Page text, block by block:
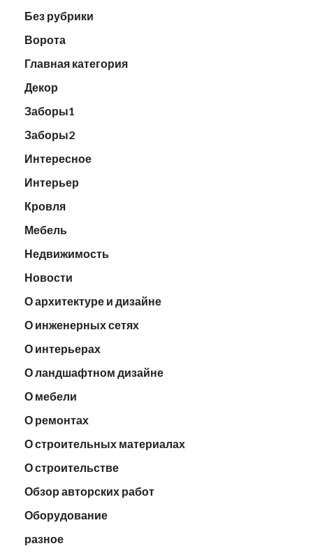
Без рубрики
Ворота
Главная категория
Декор
Заборы1
Заборы2
Интересное
Интерьер
Кровля
Мебель
Недвижимость
Новости
О архитектуре и дизайне
О инженерных сетях
О интерьерах
О ландшафтном дизайне
О мебели
О ремонтах
О строительных материалах
О строительстве
Обзор авторских работ
Оборудование
разное